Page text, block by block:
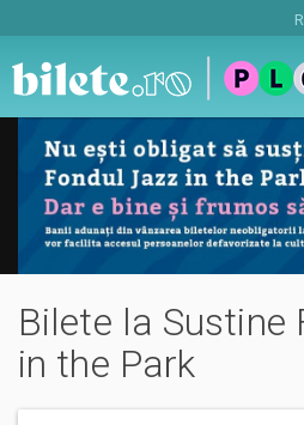
Bilete la Sustine
in the Park